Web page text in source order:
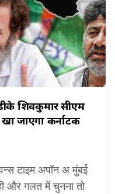
शिवकुमार सीएम
जाएगा कर्नाटक
टाइम अपॉन अ मुंबई
और गलत में चुनना तो